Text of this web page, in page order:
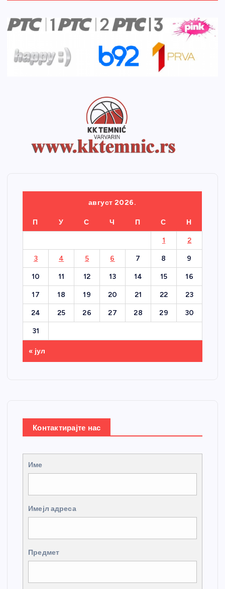
август 2026.
П У С Ч П С Н
1 2
3 4 5 6 7 8 9
10 11 12 13 14 15 16
17 18 19 20 21 22 23
24 25 26 27 28 29 30
31
« јул
Контактирајте нас
Име
Имејл адреса
Предмет